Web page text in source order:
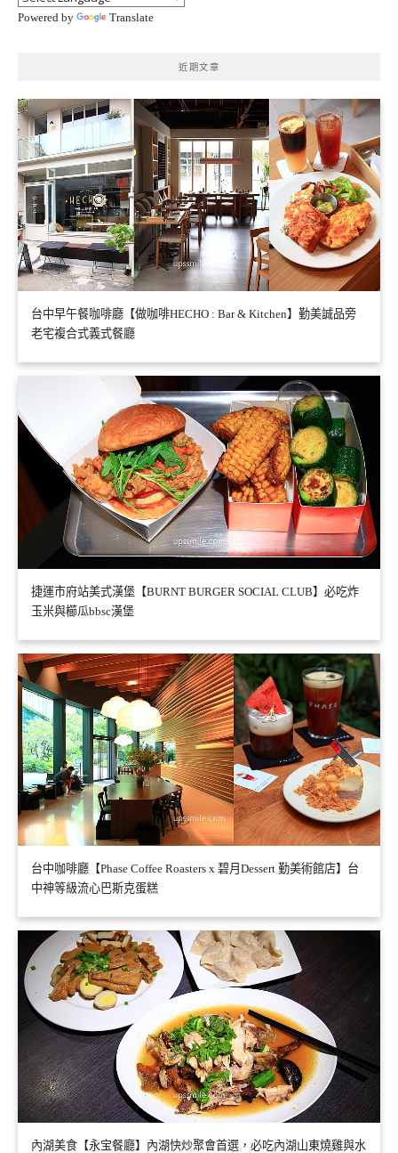
Powered by Translate
近期文章
台中早午餐咖啡廳【做咖啡HECHO : Bar & Kitchen】勤美誠品旁
老宅複合式義式餐廳
捷運市府站美式漢堡【BURNT BURGER SOCIAL CLUB】必吃炸
玉米與櫛瓜bbsc漢堡
台中咖啡廳【Phase Coffee Roasters x 碧月Dessert 勤美術館店】台
中神等級流心巴斯克蛋糕
內湖美食【永宝餐廳】內湖快炒聚會首選，必吃內湖山東燒雞與水